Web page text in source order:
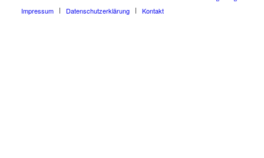
Impressum Datenschutzerklärung Kontakt